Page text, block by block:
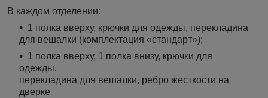
В каждом отделении:
1 полка вверху, крючки для одежды, перекладина
для вешалки (комплектация «стандарт»);
1 полка вверху, 1 полка внизу, крючки для
одежды,
перекладина для вешалки, ребро жесткости на
дверке